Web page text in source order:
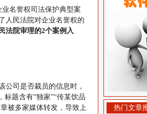
名誉权司法保护典型案
人民法院对企业名誉权的
法院审理的2个案例入
公司是否裁员的信息时，
题含有“独家”“传某饮品
被多家媒体转发，导致上
热门文章